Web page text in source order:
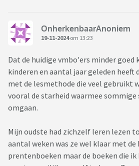
OnherkenbaarAnoniem
19-11-2024om 13:23
Dat de huidige vmbo'ers minder goed
kinderen en aantal jaar geleden heeft
met de lesmethode die veel gebruikt
vooral de starheid waarmee sommige
omgaan.
Mijn oudste had zichzelf leren lezen
aantal weken was ze wel klaar met
prentenboeken maar de boeken die